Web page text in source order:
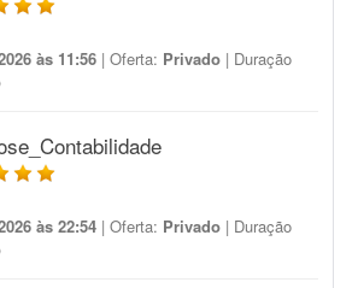
às 11:56 | Oferta: Privado | Duração
às 22:54 | Oferta: Privado | Duração